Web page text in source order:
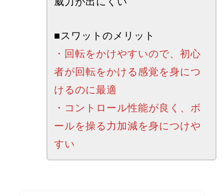
■スワットのメリット
・回転をかけやすいので、初心
者が回転をかける感覚を身につ
けるのに最適
・コントロール性能が良く、ボ
ールを操る力加減を身につけや
すい